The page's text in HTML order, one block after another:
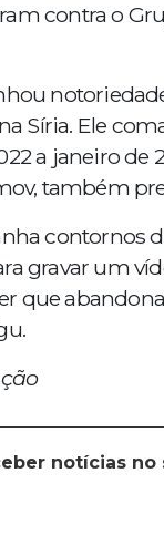
contra o
Síria. Ele
a janeiro de
também
contornos
gravar um
que
notícias no